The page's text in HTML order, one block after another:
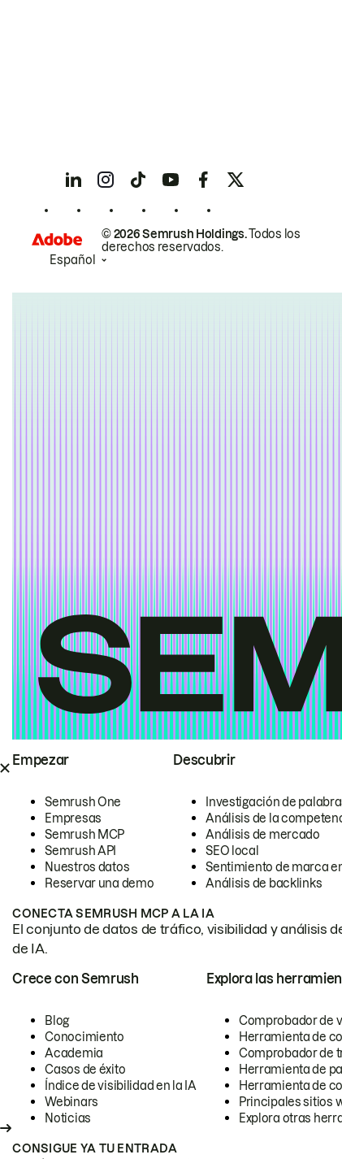
Empezar
Semrush One
Empresas
Semrush MCP
Semrush API
Nuestros datos
Reservar una demo
Descubrir
Investigación de
Análisis de la
Análisis de mercado
SEO local
Sentimiento de marca
Análisis de backlinks
CONECTA SEMRUSH MCP A LA IA
El conjunto de datos de tráfico, visibilidad y análisis
de IA.
Crece con Semrush
Blog
Conocimiento
Academia
Casos de éxito
Índice de visibilidad en la IA
Webinars
Noticias
Explora las
Comprobador de
Herramienta de
Comprobador de
Herramienta de
Herramienta de
Principales sitios
Explora otras
CONSIGUE YA TU ENTRADA
© 2026 Semrush Holdings.Todos los
derechos reservados.
Español